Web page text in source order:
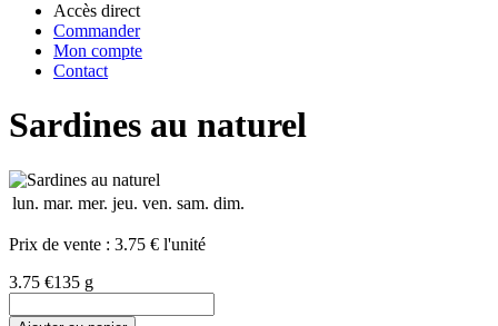
Accès direct
Commander
Mon compte
Contact
Sardines au naturel
lun. mar. mer. jeu. ven. sam. dim.
Prix de vente : 3.75 € l'unité
3.75 €135 g